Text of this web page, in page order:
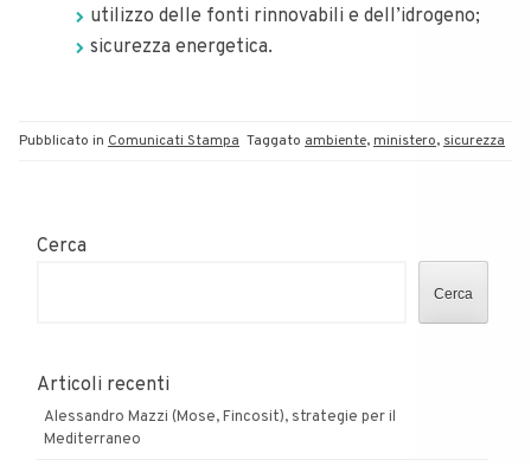
utilizzo delle fonti rinnovabili e dell’idrogeno;
sicurezza energetica.
Pubblicato in Comunicati Stampa Taggato ambiente,ministero,sicurezza
Cerca
Cerca
Articoli recenti
Alessandro Mazzi (Mose, Fincosit), strategie per il
Mediterraneo